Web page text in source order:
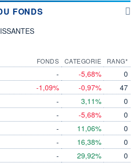
FONDS
FONDS
-
-1,09%
-
-
-
-
-
CATEGORIE
-5,68%
-0,97%
3,11%
-5,68%
11,06%
16,38%
29,92%
RANG*
0
47
0
0
0
0
0